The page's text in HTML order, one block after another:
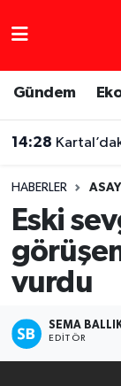
Gündem
14:28 Kartal’daki metruk
HABERLER
Eski
vurdu
SEMA
EDITÖR
Ekonomi
Gündem
Sağlık
Son
Haber